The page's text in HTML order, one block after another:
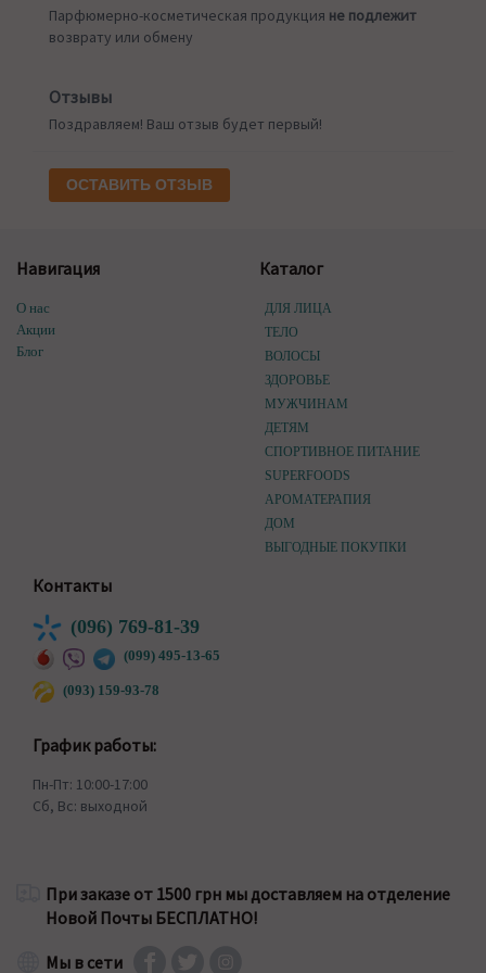
Парфюмерно-косметическая продукция не подлежит
возврату или обмену
Отзывы
Поздравляем! Ваш отзыв будет первый!
ОСТАВИТЬ ОТЗЫВ
Навигация
О нас
Акции
Блог
Каталог
ДЛЯ ЛИЦА
ТЕЛО
ВОЛОСЫ
ЗДОРОВЬЕ
МУЖЧИНАМ
ДЕТЯМ
СПОРТИВНОЕ ПИТАНИЕ
SUPERFOODS
АРОМАТЕРАПИЯ
ДОМ
ВЫГОДНЫЕ ПОКУПКИ
Контакты
(096) 769-81-39
(099) 495-13-65
(093) 159-93-78
График работы:
Пн-Пт: 10:00-17:00
Сб, Вс: выходной
При заказе от 1500 грн мы доставляем на отделение
Новой Почты БЕСПЛАТНО!
Мы в сети